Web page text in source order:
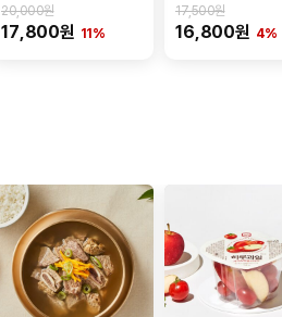
20,000원
17,800원 11%
17,500원
16,800원 4%